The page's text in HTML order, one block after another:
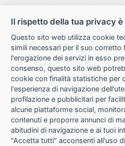
CHI SIAMO
CONDIZIONI DI
Il rispetto della tua privacy
Questo sito web utilizza cookie
simili necessari per il suo corretto
l'erogazione dei servizi in esso
consenso, questo sito web
cookie con finalità statistiche per
l'esperienza di navigazione
profilazione e pubblicitari per
alcune piattaforme social,
contenuti e proporre annunci di
abitudini di navigazione e ai tuoi
"Accetta tutti" acconsenti all'uso